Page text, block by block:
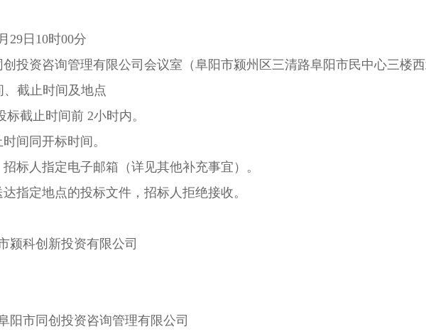
29日10时00分
投资咨询管理有限公司会议室（阜阳市颍州区三清路阜阳市民中心三楼西
截止时间及地点
截止时间前 2小时内。
间同开标时间。
标人指定电子邮箱（详见其他补充事宜）。
指定地点的投标文件，招标人拒绝接收。
颍科创新投资有限公司
阳市同创投资咨询管理有限公司